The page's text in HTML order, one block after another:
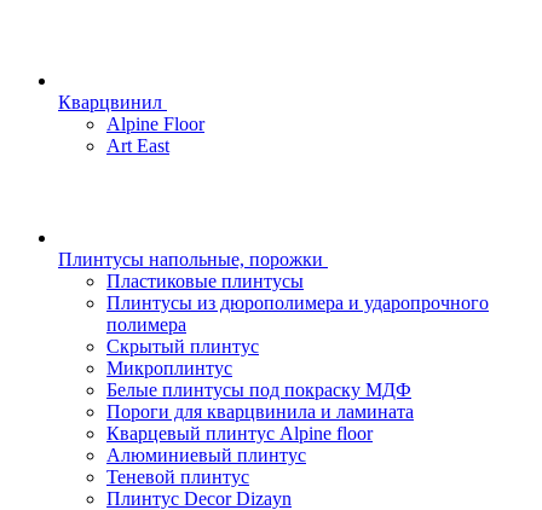
Кварцвинил
Alpine Floor
Art East
Плинтусы напольные, порожки
Пластиковые плинтусы
Плинтусы из дюрополимера и ударопрочного
полимера
Скрытый плинтус
Микроплинтус
Белые плинтусы под покраску МДФ
Пороги для кварцвинила и ламината
Кварцевый плинтус Alpine floor
Алюминиевый плинтус
Теневой плинтус
Плинтус Decor Dizayn